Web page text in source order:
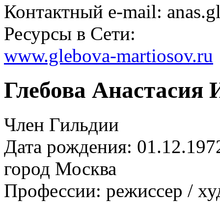
Контактный e-mail:
Ресурсы в Сети:
www.glebova-martiosov.ru
Глебова Анастасия
Член Гильдии
Дата рождения:
город Москва
Профессии: режиссер /